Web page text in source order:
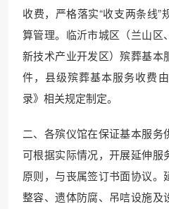
收费，严格落实“收支两条线
算管理。临沂市城区（兰山区
新技术产业开发区）殡葬基本
件，县级殡葬基本服务收费
录》相关规定制定。
二、各殡仪馆在保证基本服务
可根据实际情况，开展延伸服
原则，与丧属签订书面协议。
整容、遗体防腐、吊唁设施及